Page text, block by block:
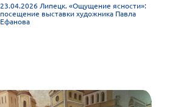
23.04.2026 Липецк. «Ощущение ясности»:
посещение выставки художника Павла
Ефанова